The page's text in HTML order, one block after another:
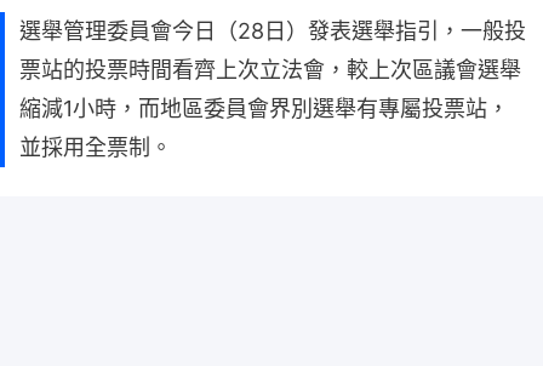
選舉管理委員會今日（28日）發表選舉指引，一般投
票站的投票時間看齊上次立法會，較上次區議會選舉
縮減1小時，而地區委員會界別選舉有專屬投票站，
並採用全票制。